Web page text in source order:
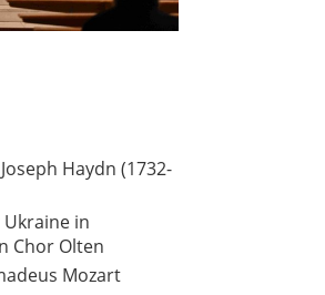
Haydn (1732-
Ukraine in
Chor Olten
Mozart